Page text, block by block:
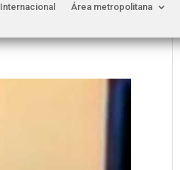
Internacional Área metropolitana